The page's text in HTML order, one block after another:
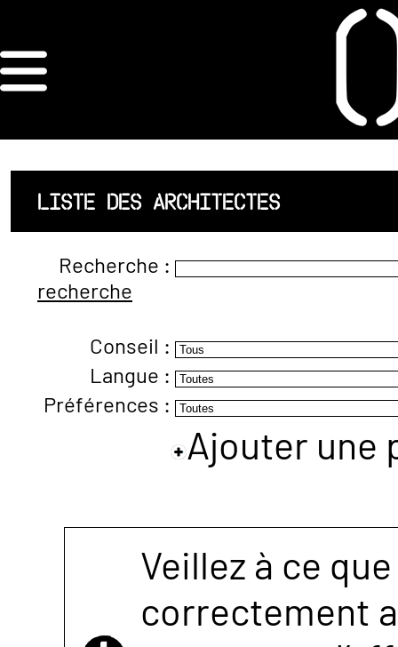
ORDRE DES
ARCHITECTES
ACCUEIL
LISTE DES
ARCHITECTES
JURISPRUDENCE
ANNEXE 4 CODT
LISTE DES ARCHITECTES
Recherche :
recherche
Conseil :
Langue :
Préférences :
Ajouter une
Veillez à ce
correctement